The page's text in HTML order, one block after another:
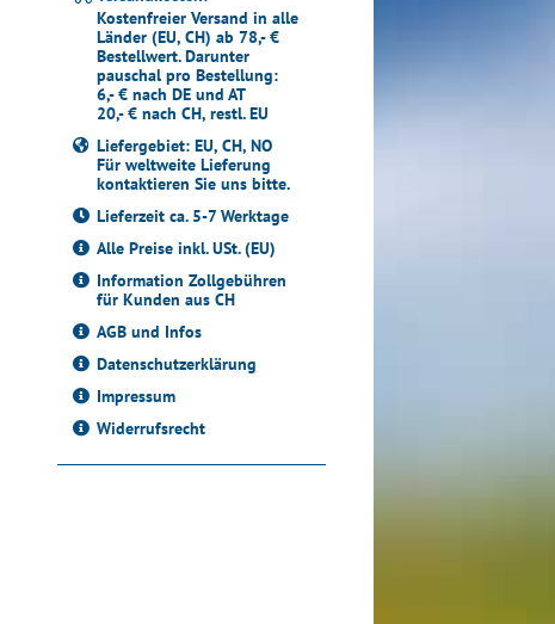
Kostenfreier Versand in alle
Länder (EU, CH) ab 78,- €
Bestellwert. Darunter
pauschal pro Bestellung:
6,- € nach DE und AT
20,- € nach CH, restl. EU
Liefergebiet: EU, CH, NO
Für weltweite Lieferung
kontaktieren Sie uns bitte.
Lieferzeit ca. 5-7 Werktage
Alle Preise inkl. USt. (EU)
Information Zollgebühren
für Kunden aus CH
AGB und Infos
Datenschutzerklärung
Impressum
Widerrufsrecht